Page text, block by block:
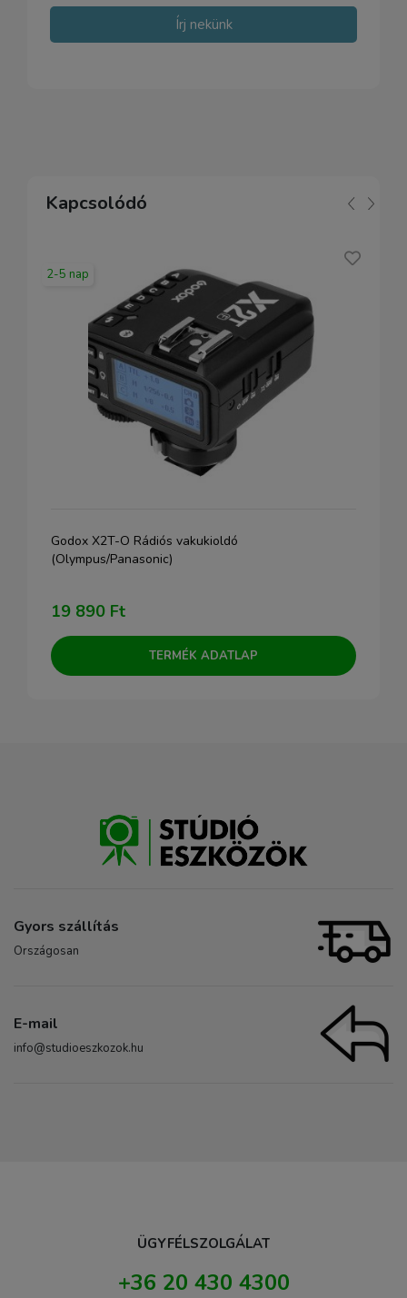
Írj nekünk
Kapcsolódó
2-5 nap
Godox X2T-O Rádiós vakukioldó
(Olympus/Panasonic)
19 890 Ft
TERMÉK ADATLAP
Gyors szállítás
Országosan
E-mail
info@studioeszkozok.hu
ÜGYFÉLSZOLGÁLAT
+36 20 430 4300